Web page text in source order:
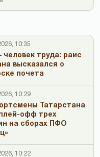
10:35
человек труда: раис
высказался о
почета
10:29
Татарстана
офф трех
на сборах ПФО
10:22